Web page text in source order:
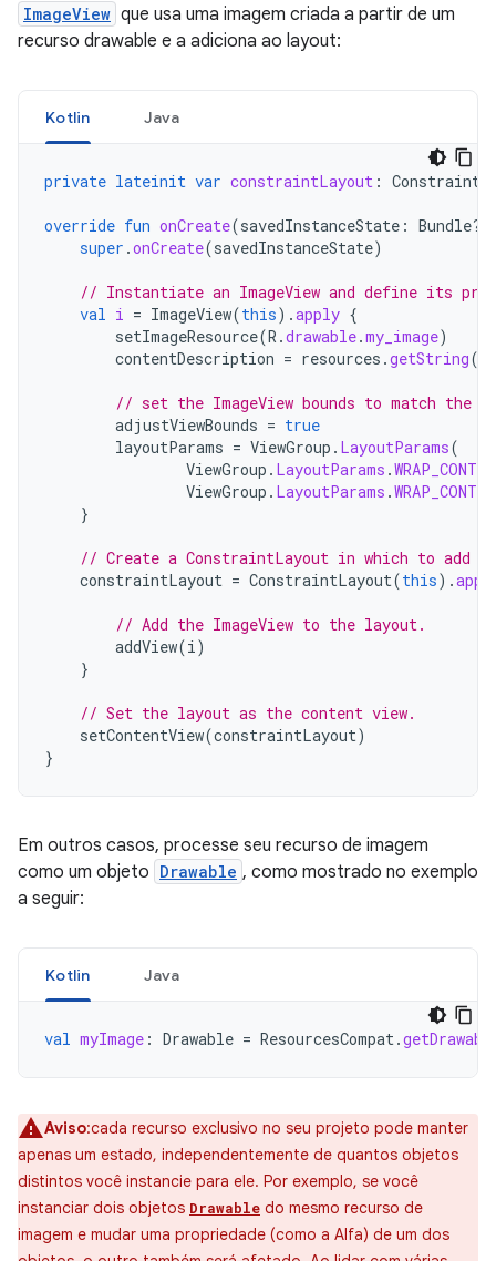
ImageView que usa uma imagem criada a partir de um
recurso drawable e a adiciona ao layout:
Kotlin Java
private lateinit var constraintLayout :
override fun onCreate(savedInstanceState : Bundle?)
super .onCreate(savedInstanceState)
// Instantiate an ImageView and define its
val i = ImageView(this).apply {
setImageResource(R .drawable.my_image)
contentDescription = resources .getString(
// set the ImageView bounds to match the
adjustViewBounds = true
layoutParams = ViewGroup . LayoutParams(
ViewGroup . LayoutParams .
ViewGroup . LayoutParams .
}
// Create a ConstraintLayout in which to add
constraintLayout = ConstraintLayout(this).
// Add the ImageView to the layout.
addView(i)
}
// Set the layout as the content view.
setContentView(constraintLayout)
}
Em outros casos, processe seu recurso de imagem
como um objeto Drawable , como mostrado no exemplo
a seguir:
Kotlin Java
val myImage : Drawable = ResourcesCompat.
Aviso:cada recurso exclusivo no seu projeto pode manter
apenas um estado, independentemente de quantos objetos
distintos você instancie para ele. Por exemplo, se você
instanciar dois objetos Drawable do mesmo recurso de
imagem e mudar uma propriedade (como a Alfa) de um dos